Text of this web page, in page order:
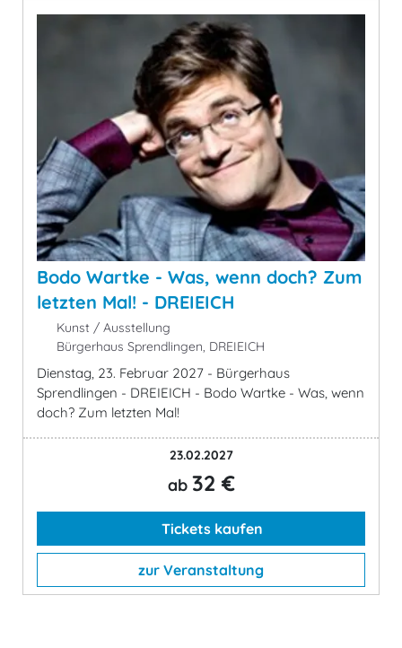
Bodo Wartke - Was, wenn doch? Zum
letzten Mal! - DREIEICH
Kunst / Ausstellung
Bürgerhaus Sprendlingen, DREIEICH
Dienstag, 23. Februar 2027 - Bürgerhaus
Sprendlingen - DREIEICH - Bodo Wartke - Was, wenn
doch? Zum letzten Mal!
23.02.2027
ab 32 €
Tickets kaufen
zur Veranstaltung